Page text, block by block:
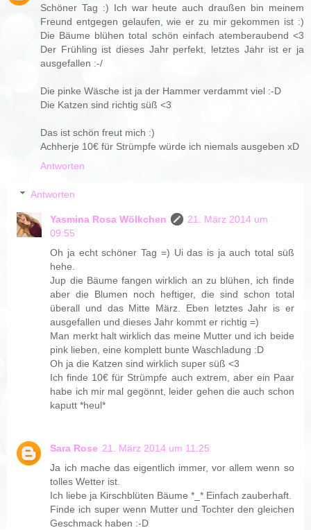
Schöner Tag :) Ich war heute auch draußen bin meinem
Freund entgegen gelaufen, wie er zu mir gekommen ist :)
Die Bäume blühen total schön einfach atemberaubend <3
Der Frühling ist dieses Jahr perfekt, letztes Jahr ist er ja
ausgefallen :-/
Die pinke Wäsche ist ja der Hammer verdammt viel :-D
Die Katzen sind richtig süß <3
Das ist schön freut mich :)
Achherje 10€ für Strümpfe würde ich niemals ausgeben xD
Antworten
Antworten
Yasmina Rosa Wölkchen
21. März 2014 um
09:55
Oh ja echt schöner Tag =) Ui das is ja auch total süß
hehe.
Jup die Bäume fangen wirklich an zu blühen, ich finde
aber die Blumen noch heftiger, die sind schon total
überall und das Mitte März. Eben letztes Jahr is er
ausgefallen und dieses Jahr kommt er richtig =)
Man merkt halt wirklich das meine Mutter und ich beide
pink lieben, eine komplett bunte Waschladung :D
Oh ja die Katzen sind wirklich super süß <3
Ich finde 10€ für Strümpfe auch extrem, aber ein Paar
habe ich mir mal gegönnt, leider gehen die auch schon
kaputt *heul*
Sara Rose 21. März 2014 um 11:25
Ja ich mache das eigentlich immer, vor allem wenn so
tolles Wetter ist.
Ich liebe ja Kirschblüten Bäume *_* Einfach zauberhaft.
Finde ich super wenn Mutter und Tochter den gleichen
Geschmack haben :-D